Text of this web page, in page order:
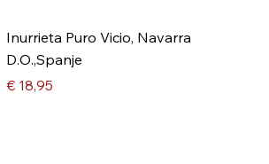
Inurrieta Puro Vicio, Navarra
D.O.,Spanje
Prijs
€ 18,95